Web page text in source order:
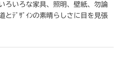
ろいろな家具、照明、壁紙、勿論
とﾃﾞｻﾞｲﾝの素晴らしさに目を見張